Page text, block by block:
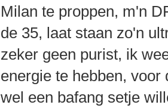
Milan te proppen, m'n
de 35, laat staan zo'n
zeker geen purist, ik
energie te hebben,
wel een bafang setje